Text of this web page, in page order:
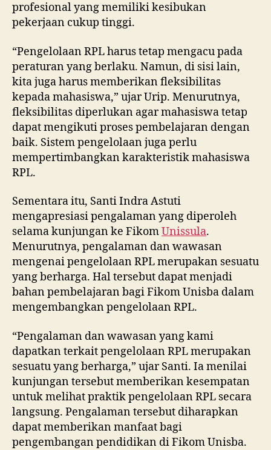
profesional yang memiliki kesibukan
pekerjaan cukup tinggi.
“Pengelolaan RPL harus tetap mengacu pada
peraturan yang berlaku. Namun, di sisi lain,
kita juga harus memberikan fleksibilitas
kepada mahasiswa,” ujar Urip. Menurutnya,
fleksibilitas diperlukan agar mahasiswa tetap
dapat mengikuti proses pembelajaran dengan
baik. Sistem pengelolaan juga perlu
mempertimbangkan karakteristik mahasiswa
RPL.
Sementara itu, Santi Indra Astuti
mengapresiasi pengalaman yang diperoleh
selama kunjungan ke FikomUnissula.
Menurutnya, pengalaman dan wawasan
mengenai pengelolaan RPL merupakan sesuatu
yang berharga. Hal tersebut dapat menjadi
bahan pembelajaran bagi Fikom Unisba dalam
mengembangkan pengelolaan RPL.
“Pengalaman dan wawasan yang kami
dapatkan terkait pengelolaan RPL merupakan
sesuatu yang berharga,” ujar Santi. Ia menilai
kunjungan tersebut memberikan kesempatan
untuk melihat praktik pengelolaan RPL secara
langsung. Pengalaman tersebut diharapkan
dapat memberikan manfaat bagi
pengembangan pendidikan di Fikom Unisba.